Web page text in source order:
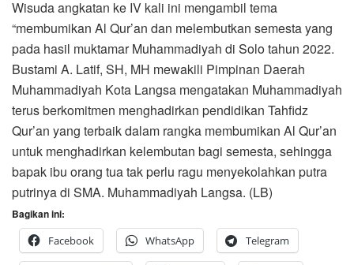
Wisuda angkatan ke IV kali ini mengambil tema
“membumikan Al Qur’an dan melembutkan semesta yang
pada hasil muktamar Muhammadiyah di Solo tahun 2022.
Bustami A. Latif, SH, MH mewakili Pimpinan Daerah
Muhammadiyah Kota Langsa mengatakan Muhammadiyah
terus berkomitmen menghadirkan pendidikan Tahfidz
Qur’an yang terbaik dalam rangka membumikan Al Qur’an
untuk menghadirkan kelembutan bagi semesta, sehingga
bapak ibu orang tua tak perlu ragu menyekolahkan putra
putrinya di SMA. Muhammadiyah Langsa. (LB)
Bagikan ini:
Facebook
WhatsApp Telegram